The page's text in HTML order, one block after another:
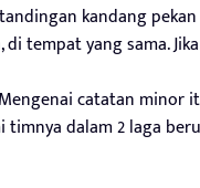
kandang
tempat yang sama.
catatan minor
timnya dalam 2 laga